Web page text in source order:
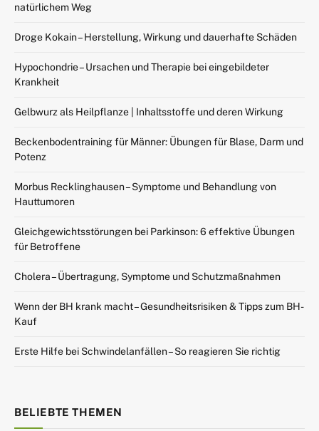
natürlichem Weg
Droge Kokain – Herstellung, Wirkung und dauerhafte Schäden
Hypochondrie – Ursachen und Therapie bei eingebildeter
Krankheit
Gelbwurz als Heilpflanze | Inhaltsstoffe und deren Wirkung
Beckenbodentraining für Männer: Übungen für Blase, Darm und
Potenz
Morbus Recklinghausen – Symptome und Behandlung von
Hauttumoren
Gleichgewichtsstörungen bei Parkinson: 6 effektive Übungen
für Betroffene
Cholera – Übertragung, Symptome und Schutzmaßnahmen
Wenn der BH krank macht – Gesundheitsrisiken & Tipps zum BH-
Kauf
Erste Hilfe bei Schwindelanfällen – So reagieren Sie richtig
BELIEBTE THEMEN